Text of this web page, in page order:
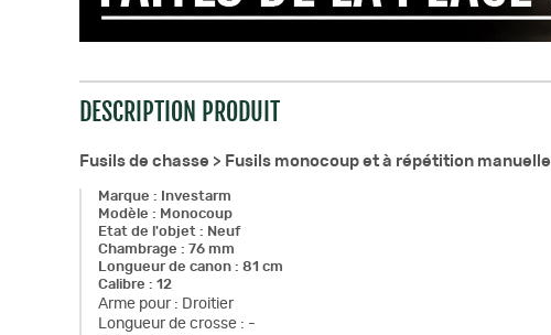
DESCRIPTION PRODUIT
Fusils de chasse > Fusils monocoup et à répétition manuelle
Marque :
Investarm
Modèle : Monocoup
Etat de l'objet : Neuf
Chambrage : 76 mm
Longueur de canon : 81 cm
Calibre : 12
Arme pour : Droitier
Longueur de crosse : -